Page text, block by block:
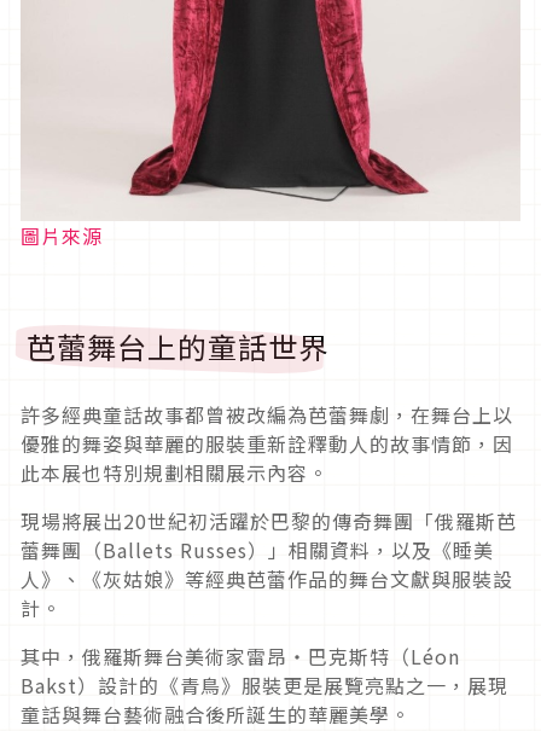
圖片來源
芭蕾舞台上的童話世界
許多經典童話故事都曾被改編為芭蕾舞劇，在舞台上以
優雅的舞姿與華麗的服裝重新詮釋動人的故事情節，因
此本展也特別規劃相關展示內容。
現場將展出20世紀初活躍於巴黎的傳奇舞團「俄羅斯芭
蕾舞團（Ballets Russes）」相關資料，以及《睡美
人》、《灰姑娘》等經典芭蕾作品的舞台文獻與服裝設
計。
其中，俄羅斯舞台美術家雷昂・巴克斯特（Léon
Bakst）設計的《青鳥》服裝更是展覽亮點之一，展現
童話與舞台藝術融合後所誕生的華麗美學。